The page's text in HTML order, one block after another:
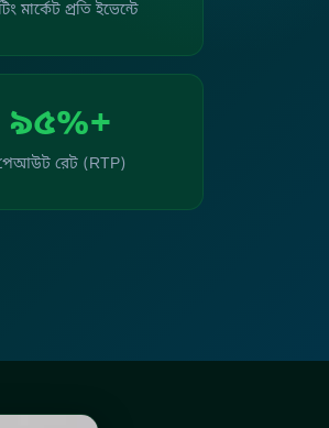
মার্কেট প্রতি ইভেন্টে
৯৫%+
রেট (RTP)